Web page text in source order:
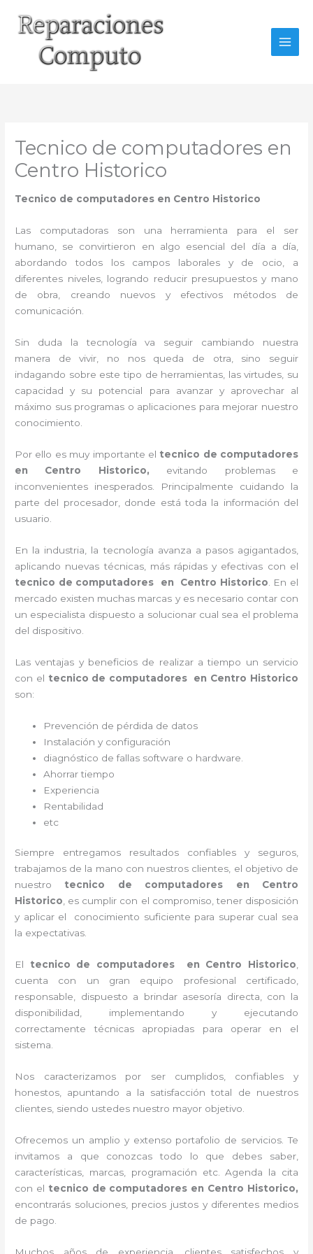
contenido
Tecnico de computadores en
Centro Historico
Tecnico de computadores en Centro Historico
Las computadoras son una herramienta para el ser
humano, se convirtieron en algo esencial del día a día,
abordando todos los campos laborales y de ocio, a
diferentes niveles, logrando reducir presupuestos y mano
de obra, creando nuevos y efectivos métodos de
comunicación.
Sin duda la tecnología va seguir cambiando nuestra
manera de vivir, no nos queda de otra, sino seguir
indagando sobre este tipo de herramientas, las virtudes, su
capacidad y su potencial para avanzar y aprovechar al
máximo sus programas o aplicaciones para mejorar nuestro
conocimiento.
Por ello es muy importante el tecnico de computadores
en Centro Historico, evitando problemas e
inconvenientes inesperados. Principalmente cuidando la
parte del procesador, donde está toda la información del
usuario.
En la industria, la tecnología avanza a pasos agigantados,
aplicando nuevas técnicas, más rápidas y efectivas con el
tecnico de computadores en
Centro Historico . En el
mercado existen muchas marcas y es necesario contar con
un especialista dispuesto a solucionar cual sea el problema
del dispositivo.
Las ventajas y beneficios de realizar a tiempo un servicio
con el tecnico de computadores en Centro Historico
son:
Prevención de pérdida de datos
Instalación y configuración
diagnóstico de fallas software o hardware
Ahorrar tiempo
Experiencia
Rentabilidad
etc
Siempre entregamos resultados confiables y seguros,
trabajamos de la mano con nuestros clientes, el objetivo de
nuestro tecnico de computadores en Centro
Historico , es cumplir con el compromiso, tener disposición
y aplicar el conocimiento suficiente para superar cual sea
la expectativas.
El tecnico de computadores en Centro Historico
cuenta con un gran equipo profesional certificado,
responsable, dispuesto a brindar asesoría directa, con la
disponibilidad, implementando y ejecutando
correctamente técnicas apropiadas para operar en el
sistema.
Nos caracterizamos por ser cumplidos, confiables y
honestos, apuntando a la satisfacción total de nuestros
clientes, siendo ustedes nuestro mayor objetivo.
Ofrecemos un amplio y extenso portafolio de servicios. Te
invitamos a que conozcas todo lo que debes saber,
características, marcas, programación etc. Agenda la cita
con el tecnico de computadores en Centro Historico,
encontrarás soluciones, precios justos y diferentes medios
de pago.
Muchos años de experiencia, clientes satisfechos y